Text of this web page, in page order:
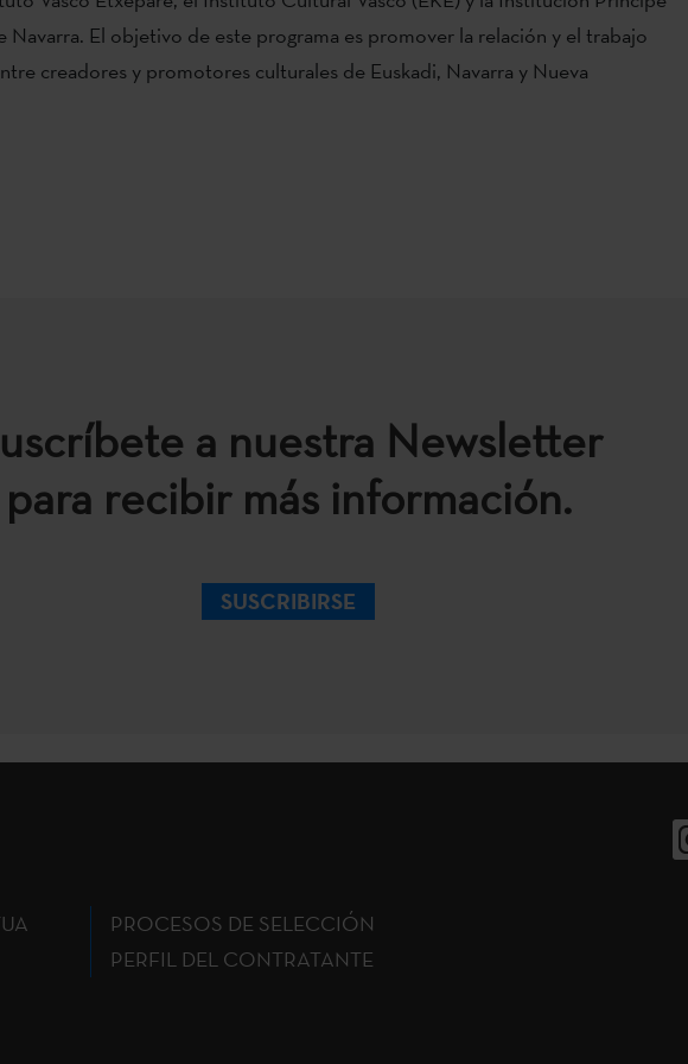
Navarra. El objetivo de este programa es promover la relación y el trabajo
creadores y promotores culturales de Euskadi, Navarra y Nueva
a nuestra Newsletter
para recibir más información.
SUSCRIBIRSE
PROCESOS DE SELECCIÓN
PERFIL DEL CONTRATANTE